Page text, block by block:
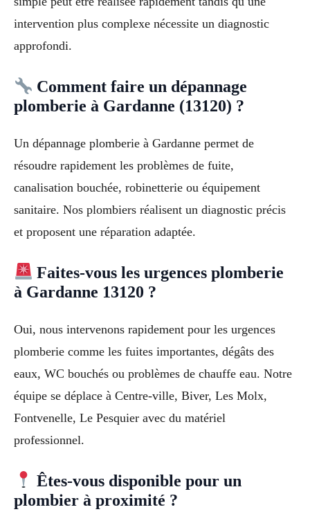
intervention plus complexe nécessite un diagnostic
approfondi.
Comment faire un dépannage
plomberie à Gardanne (13120) ?
Un dépannage plomberie à Gardanne permet de
résoudre rapidement les problèmes de fuite,
canalisation bouchée, robinetterie ou équipement
sanitaire. Nos plombiers réalisent un diagnostic précis
et proposent une réparation adaptée.
Faites-vous les urgences plomberie
à Gardanne 13120 ?
Oui, nous intervenons rapidement pour les urgences
plomberie comme les fuites importantes, dégâts des
eaux, WC bouchés ou problèmes de chauffe eau. Notre
équipe se déplace à Centre-ville, Biver, Les Molx,
Fontvenelle, Le Pesquier avec du matériel
professionnel.
Êtes-vous disponible pour un
plombier à proximité ?